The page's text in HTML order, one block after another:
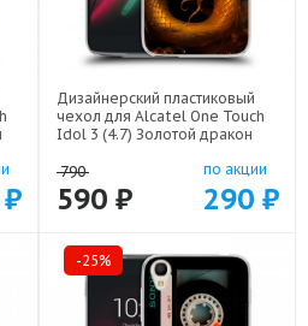
Дизайнерский пластиковый
чехол для Alcatel One Touch
Idol 3 (4.7) Золотой дракон
790
590 ₽
по акции
290 ₽
-25%